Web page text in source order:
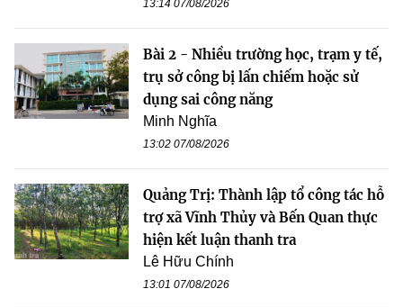
13:14 07/08/2026
Bài 2 - Nhiều trường học, trạm y tế,
trụ sở công bị lấn chiếm hoặc sử
dụng sai công năng
Minh Nghĩa
13:02 07/08/2026
Quảng Trị: Thành lập tổ công tác hỗ
trợ xã Vĩnh Thủy và Bến Quan thực
hiện kết luận thanh tra
Lê Hữu Chính
13:01 07/08/2026